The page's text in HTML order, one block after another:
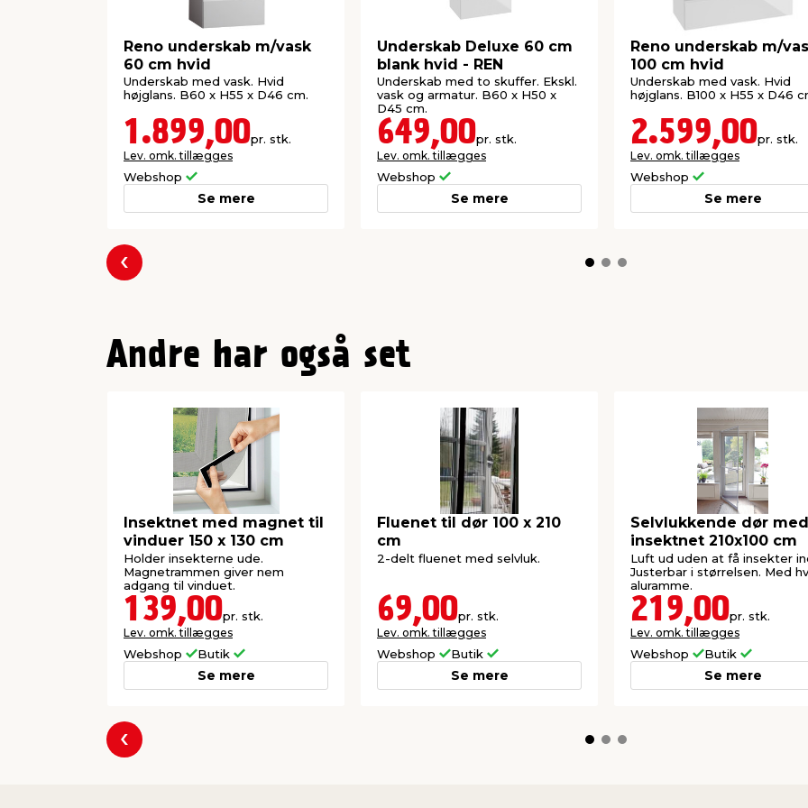
Reno underskab m/vask
60 cm hvid
Underskab med vask. Hvid
højglans. B60 x H55 x D46 cm.
1.899,00pr. stk.
Lev. omk. tillægges
Webshop
Se mere
Underskab Deluxe 60 cm
blank hvid - REN
Underskab med to skuffer. Ekskl.
vask og armatur. B60 x H50 x
D45 cm.
649,00pr. stk.
Lev. omk. tillægges
Webshop
Se mere
Reno underskab m/
100 cm hvid
Underskab med vask. Hvid
højglans. B100 x H55 x D46
2.599,00pr. stk.
Lev. omk. tillægges
Webshop
Se mere
Forrige
Andre har også set
Insektnet med magnet til
vinduer 150 x 130 cm
Holder insekterne ude.
Magnetrammen giver nem
adgang til vinduet.
139,00pr. stk.
Lev. omk. tillægges
Webshop Butik
Se mere
Fluenet til dør 100 x 210
cm
2-delt fluenet med selvluk.
69,00pr. stk.
Lev. omk. tillægges
Webshop Butik
Se mere
Selvlukkende dør med
insektnet 210x100 cm
Luft ud uden at få insekter
Justerbar i størrelsen. Med
aluramme.
219,00pr. stk.
Lev. omk. tillægges
Webshop Butik
Se mere
Forrige